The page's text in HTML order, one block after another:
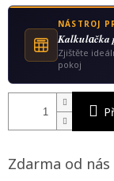
NÁSTROJ
Kalkulаčka
Zjištěte
pokoj
Zdarma od